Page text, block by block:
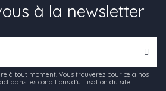
à la newsletter
à tout moment. Vous trouverez pour cela nos
dans les conditions d'utilisation du site.